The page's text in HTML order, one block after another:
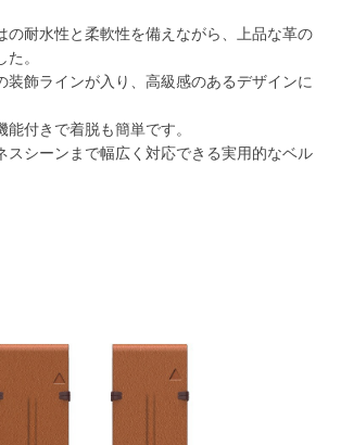
の耐水性と柔軟性を備えながら、上品な革の
。
装飾ラインが入り、高級感のあるデザインに
付きで着脱も簡単です。
スシーンまで幅広く対応できる実用的なベル